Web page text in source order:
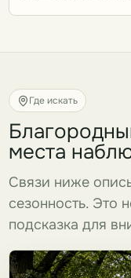
Где искать
места
Связи ниже
сезонность. Это
подсказка для